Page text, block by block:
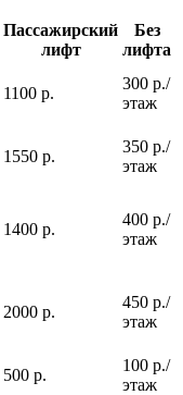
Пассажирский
лифт
Без
лифта
1100 р.
300 р./
этаж
1550 р.
350 р./
этаж
1400 р.
400 р./
этаж
2000 р.
450 р./
этаж
500 р.
100 р./
этаж